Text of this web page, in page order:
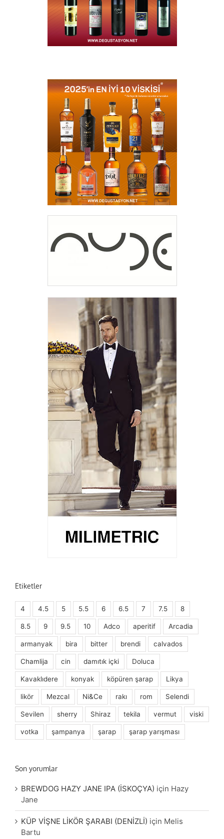
Etiketler
4 4.5 5 5.5 6 6.5 7 7.5 8
8.5 9 9.5 10 Adco aperitif Arcadia
armanyak bira bitter brendi calvados
Chamlija cin damıtık içki Doluca
Kavaklıdere konyak köpüren şarap Likya
likör Mezcal Ni&Ce rakı rom Selendi
Sevilen sherry Shiraz tekila vermut viski
votka şampanya şarap şarap yarışması
Son yorumlar
BREWDOG HAZY JANE IPA (İSKOÇYA) için Hazy
Jane
KÜP VİŞNE LİKÖR ŞARABI (DENİZLİ) için Melis
Bartu